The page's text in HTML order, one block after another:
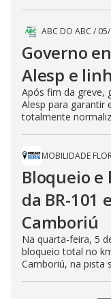
ABC DO ABC /
Governo
Alesp e
Após fim da greve,
Alesp para garantir
totalmente
MOBILIDADE
Bloqueio e
da BR-101
Camboriú
Na quarta-feira, 5
bloqueio total no
Camboriú, na pista